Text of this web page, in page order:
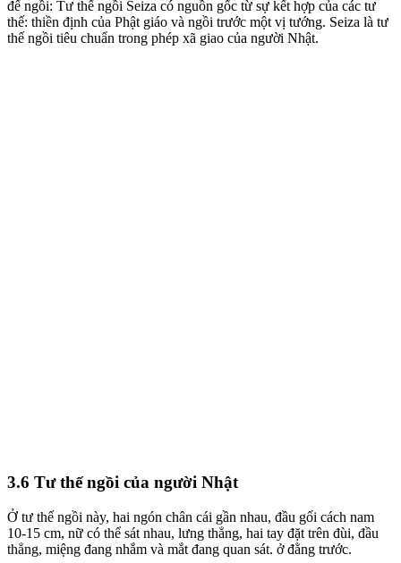
để ngồi: Tư thế ngồi Seiza có nguồn gốc từ sự kết hợp của các tư
thế: thiền định của Phật giáo và ngồi trước một vị tướng. Seiza là tư
thế ngồi tiêu chuẩn trong phép xã giao của người Nhật.
3.6 Tư thế ngồi của người Nhật
Ở tư thế ngồi này, hai ngón chân cái gần nhau, đầu gối cách nam
10-15 cm, nữ có thể sát nhau, lưng thẳng, hai tay đặt trên đùi, đầu
thẳng, miệng đang nhắm và mắt đang quan sát. ở đằng trước.